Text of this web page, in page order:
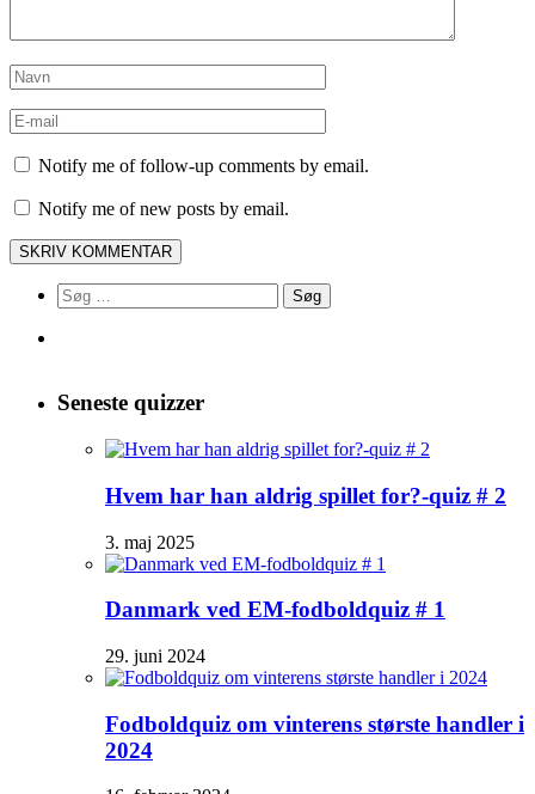
Notify me of follow-up comments by email.
Notify me of new posts by email.
Søg
efter:
Seneste quizzer
Hvem har han aldrig spillet for?-quiz # 2
3. maj 2025
Danmark ved EM-fodboldquiz # 1
29. juni 2024
Fodboldquiz om vinterens største handler i
2024